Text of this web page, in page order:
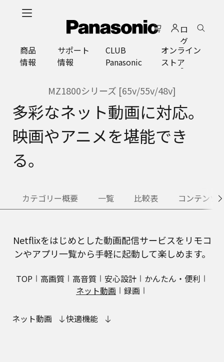
ロ
グ
イ
ン
商品
情報
サポート
情報
CLUB
Panasonic
オンライン
ストア
MZ1800シリーズ [65v/55v/48v]
多彩なネット動画に対応。
映画やアニメを堪能でき
る。
カテゴリー概要 一覧 比較表 コンテンツ
Netflixをはじめとした動画配信サービスをリモコ
ンやアプリ一覧から手軽に起動して楽しめます。
TOP 高画質 高音質 安心設計
かんたん・便利
ネット動画
録画
ネット動画 快適機能